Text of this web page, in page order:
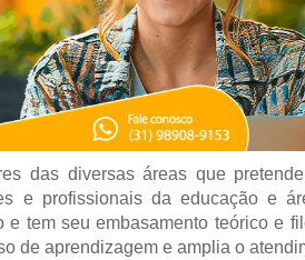
das diversas áreas que
e profissionais da educação e
tem seu embasamento teórico e
de aprendizagem e amplia o